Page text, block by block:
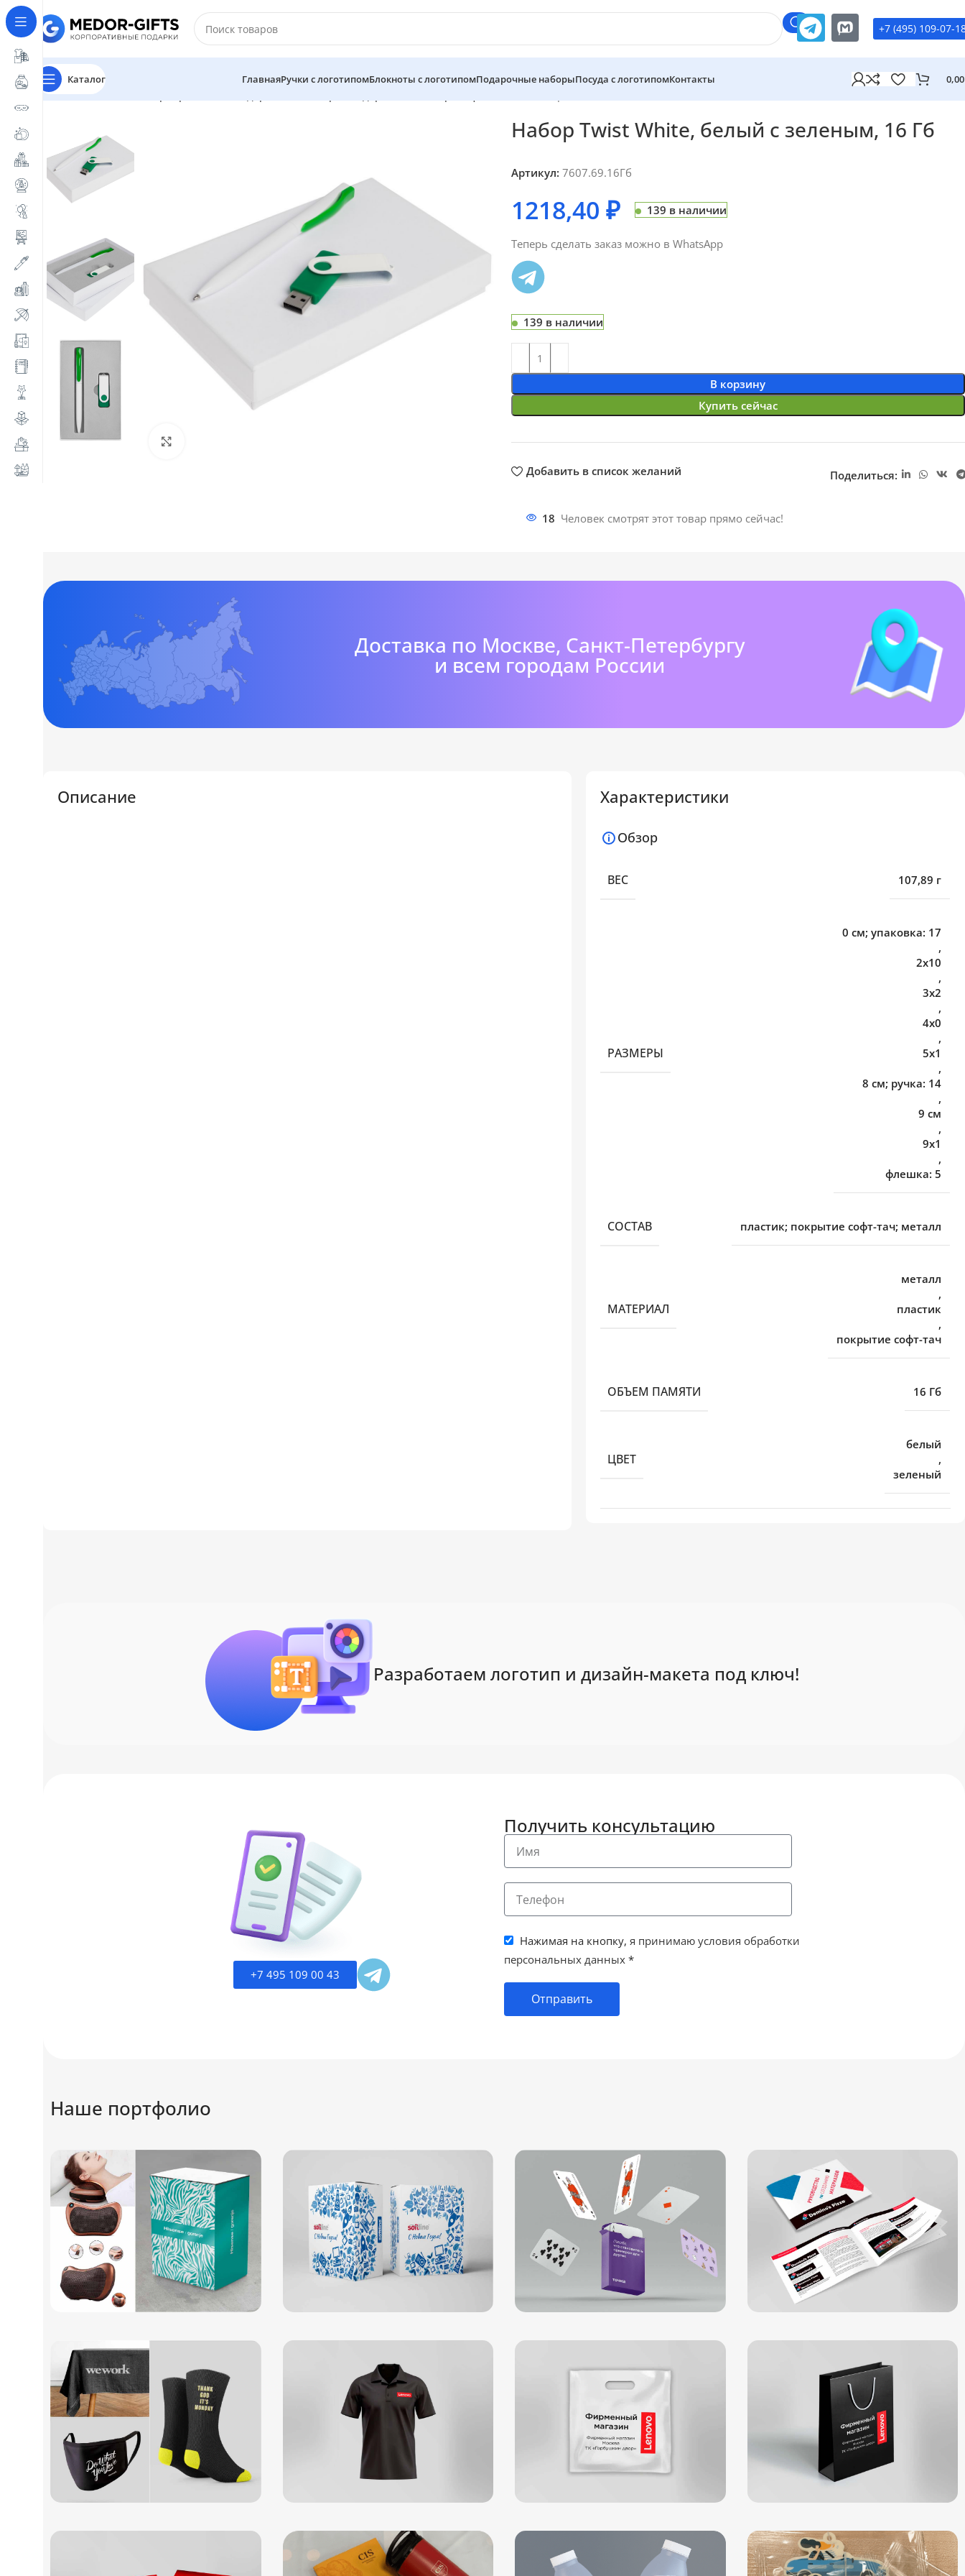
+7 (495) 109-07-
Каталог ГлавнаяРучки с логотипомБлокноты с логотипомПодарочные наборыПосуда с логотипомКонтакты
Главная Магазин
Набор Twist White, белый с зеленым, 16 Гб
Артикул: 7607.69.16Гб
1218,40 ₽ 139 в наличии
Теперь сделать заказ можно в WhatsApp
139 в наличии
В корзину
Купить сейчас
Добавить в список желаний Поделиться:
18 Человек смотрят этот товар прямо сейчас!
Доставка по Москве, Санкт-Петербургу
и всем городам России
Описание Характеристики
Обзор
ВЕС 107,89 г
РАЗМЕРЫ
0 см; упаковка: 17
,
2х10
,
3х2
,
4х0
,
5х1
,
8 см; ручка: 14
,
9 см
,
9х1
,
флешка: 5
СОСТАВ пластик; покрытие софт-тач; металл
МАТЕРИАЛ
металл
,
пластик
,
покрытие софт-тач
ОБЪЕМ ПАМЯТИ 16 Гб
ЦВЕТ
белый
,
зеленый
Разработаем логотип и дизайн-макета под ключ!
+7 495 109 00 43
Получить консультацию
Нажимая на кнопку, я принимаю условия обработки
персональных данных *
Отправить
Наше портфолио